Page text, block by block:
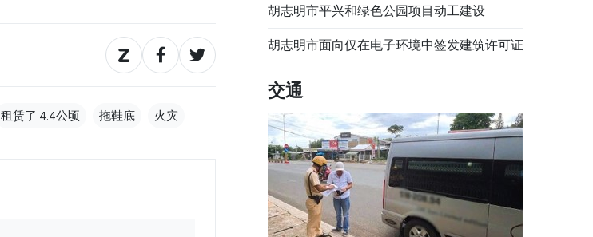
租赁了 4.4公顷 拖鞋底 火灾
胡志明市平兴和绿色公园项目动工建设
胡志明市面向仅在电子环境中签发建筑许可证
交通